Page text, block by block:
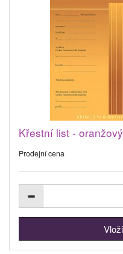
Křestní list - oranžový
Prodejní cena